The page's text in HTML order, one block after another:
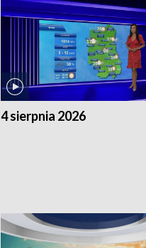
4 sierpnia 2026